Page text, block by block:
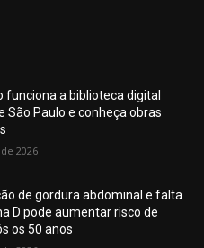
funciona a biblioteca digital
São Paulo e conheça obras
2026
de gordura abdominal e falta
D pode aumentar risco de
os 50 anos